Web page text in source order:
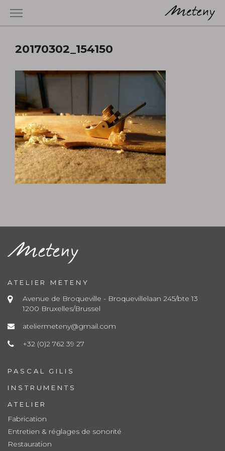
20170302_154150
ATELIER METENY
Avenue de Broqueville - Broquevillelaan 245/bte 13
1200 Bruxelles/Brussel
ateliermeteny@gmail.com
+32 (0)2 762 39 27
PASCAL GILIS
INSTRUMENTS
ATELIER
Fabrication
Entretien & réglages de sonorité
Restauration